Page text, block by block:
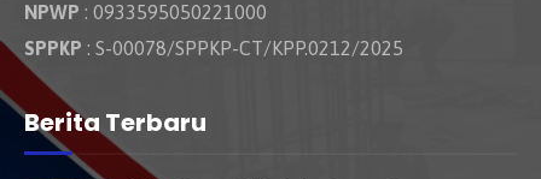
NPWP : 0933595050221000
SPPKP : S-00078/SPPKP-CT/KPP.0212/2025
Berita Terbaru